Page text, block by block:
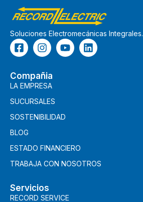
Soluciones Electromecánicas Integrales.
Compañia
LA EMPRESA
SUCURSALES
SOSTENIBILIDAD
BLOG
ESTADO FINANCIERO
TRABAJA CON NOSOTROS
Servicios
RECORD SERVICE